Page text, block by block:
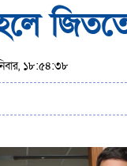
১৮:৫৪:৩৮